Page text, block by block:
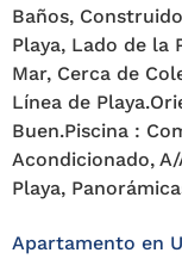
Baños,
Playa, Lado de la
Mar, Cerca de
Línea de
Buen.Piscina :
Acondicionado,
Playa,
Apartamento en